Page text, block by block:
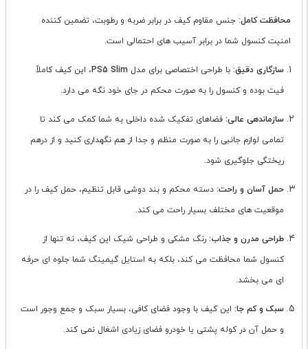
محافظت کامل: جنس مقاوم کیف در برابر ضربه و رطوبت، تضمین کننده
امنیت کنسول شما در برابر آسیب های احتمالی است.
سازگاری دقیق: با طراحی اختصاصی برای مدل PS5 Slim، این کیف کاملاً
فیت بوده و کنسول را به صورت محکم در جای خود نگه می دارد.
سازماندهی عالی: فضاهای تفکیک شده داخلی به شما کمک می کند تا
تمامی لوازم جانبی را به صورت منظم و جدا از هم نگهداری کنید و از درهم
ریختگی جلوگیری شود.
حمل آسان و راحت: دسته محکم و بند دوشی قابل تنظیم، حمل کیف را در
موقعیت های مختلف بسیار راحت می کند.
طراحی مدرن و جذاب: رنگ مشکی و طراحی شیک این کیف، نه تنها از
کنسول شما محافظت می کند، بلکه به استایل گیمینگ شما جلوه ای حرفه
ای می بخشد.
سبک و کم جا: این کیف با وجود فضای کافی، بسیار سبک و جمع وجور است
و حمل آن در کوله پشتی یا خودرو فضای زیادی اشغال نمی کند.